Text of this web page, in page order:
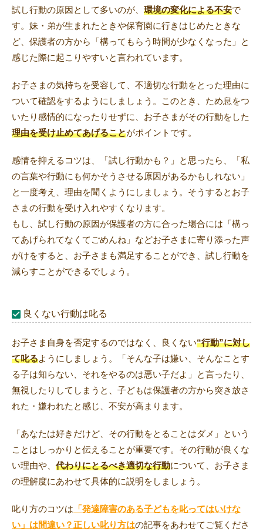
試し行動の原因として多いのが、 環境の変化による不安で
す。妹・弟が生まれたときや保育園に行きはじめたときな
ど、保護者の方から「構ってもらう時間が少なくなった」と
感じた際に起こりやすいと言われています。
お子さまの気持ちを受容して、不適切な行動をとった理由に
ついて確認をするようにしましょう。このとき、ため息をつ
いたり感情的になったりせずに、お子さまがその行動をした
理由を受け止めてあげることがポイントです。
感情を抑えるコツは、「試し行動かも？」と思ったら、「私
の言葉や行動にも何かそうさせる原因があるかもしれない」
と一度考え、理由を聞くようにしましょう。そうするとお子
さまの行動を受け入れやすくなります。
もし、試し行動の原因が保護者の方に合った場合には「構っ
てあげられてなくてごめんね」などお子さまに寄り添った声
がけをすると、お子さまも満足することができ、試し行動を
減らすことができるでしょう。
良くない行動は叱る
お子さま自身を否定するのではなく、良くない“行動”に対し
て叱るようにしましょう。「そんな子は嫌い、そんなことす
る子は知らない、それをやるのは悪い子だよ」と言ったり、
無視したりしてしまうと、子どもは保護者の方から突き放さ
れた・嫌われたと感じ、不安が高まります。
「あなたは好きだけど、その行動をとることはダメ」という
ことはしっかりと伝えることが重要です。その行動が良くな
い理由や、 代わりにとるべき適切な行動について、お子さま
の理解度にあわせて具体的に説明をしましょう。
叱り方のコツは 「発達障害のある子どもを叱ってはいけな
い」は間違い？正しい叱り方はの記事をあわせてご覧くださ